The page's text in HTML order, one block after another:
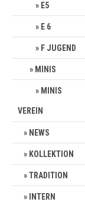
E5
E 6
F JUGEND
MINIS
MINIS
VEREIN
NEWS
KOLLEKTION
TRADITION
INTERN